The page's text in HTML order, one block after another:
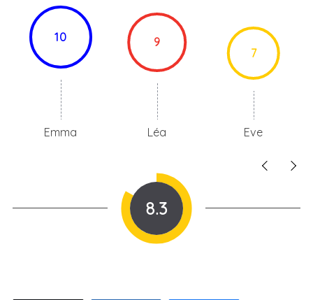
10
Emma
9
Léa
7
Eve
8.3